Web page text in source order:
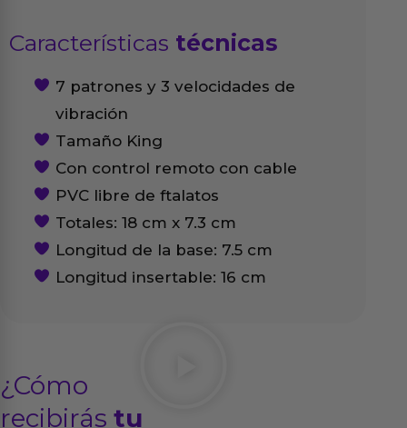
Características técnicas
7 patrones y 3 velocidades de
vibración
Tamaño King
Con control remoto con cable
PVC libre de ftalatos
Totales: 18 cm x 7.3 cm
Longitud de la base: 7.5 cm
Longitud insertable: 16 cm
¿Cómo
recibirás tu